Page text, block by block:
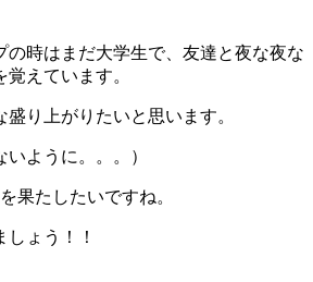
の時はまだ大学生で、友達と夜な夜な
えています。
り上がりたいと思います。
いように。。。）
果たしたいですね。
ょう！！